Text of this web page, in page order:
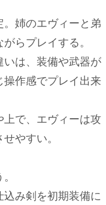
姉のエヴィーと弟
らプレイする。
いは、装備や武器が
操作感でプレイ出来
上で、エヴィーは攻
やすい。
み剣を初期装備に